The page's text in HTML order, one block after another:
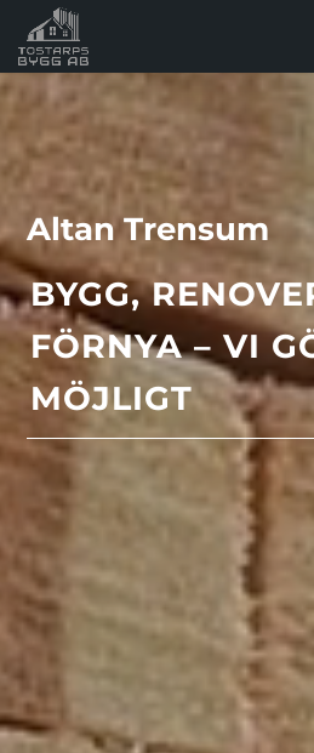
Altan Trensum
BYGG,
FÖRNYA – VI
MÖJLIGT